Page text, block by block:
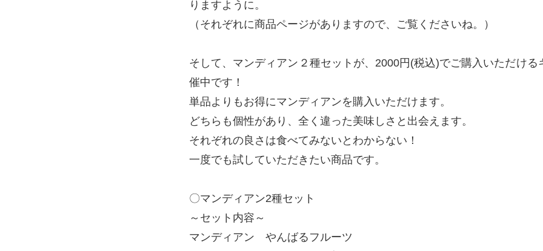
りますように。
（それぞれに商品ページがありますので、ご覧くださいね。）
そして、マンディアン２種セットが、2000円(税込)でご購入いただける
催中です！
単品よりもお得にマンディアンを購入いただけます。
どちらも個性があり、全く違った美味しさと出会えます。
それぞれの良さは食べてみないとわからない！
一度でも試していただきたい商品です。
〇マンディアン2種セット
～セット内容～
マンディアン やんばるフルーツ